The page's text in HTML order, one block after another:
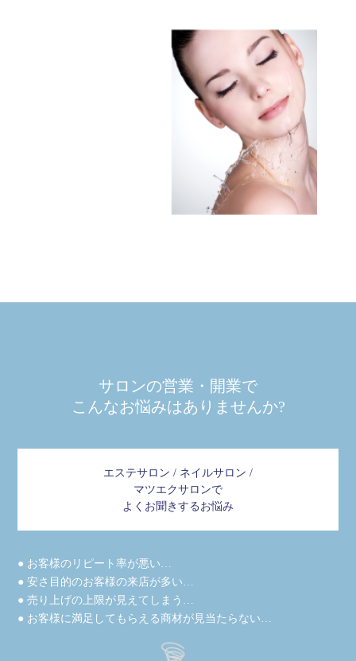
サロンの営業・開業で
こんなお悩みはありませんか?
エステサロン / ネイルサロン /
マツエクサロンで
よくお聞きするお悩み
● お客様のリピート率が悪い…
● 安さ目的のお客様の来店が多い…
● 売り上げの上限が見えてしまう…
● お客様に満足してもらえる商材が見当たらない…